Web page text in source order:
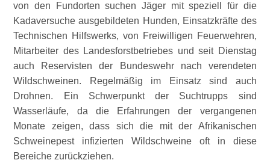
von den Fundorten suchen Jäger mit speziell für die
Kadaversuche ausgebildeten Hunden, Einsatzkräfte des
Technischen Hilfswerks, von Freiwilligen Feuerwehren,
Mitarbeiter des Landesforstbetriebes und seit Dienstag
auch Reservisten der Bundeswehr nach verendeten
Wildschweinen. Regelmäßig im Einsatz sind auch
Drohnen. Ein Schwerpunkt der Suchtrupps sind
Wasserläufe, da die Erfahrungen der vergangenen
Monate zeigen, dass sich die mit der Afrikanischen
Schweinepest infizierten Wildschweine oft in diese
Bereiche zurückziehen.